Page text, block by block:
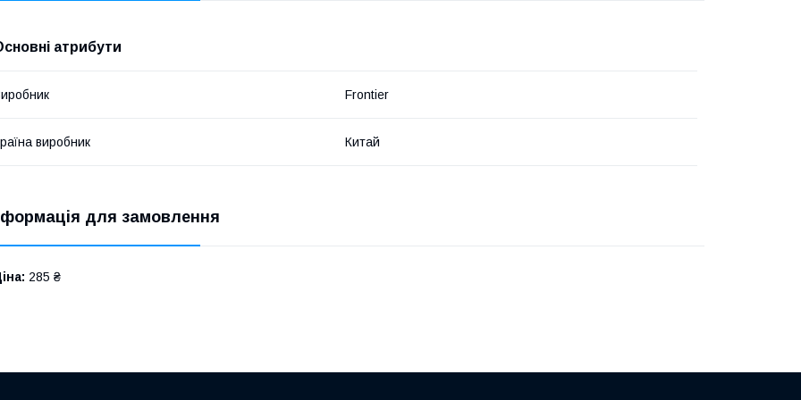
атрибути
Frontier
виробник Китай
для замовлення
285 ₴